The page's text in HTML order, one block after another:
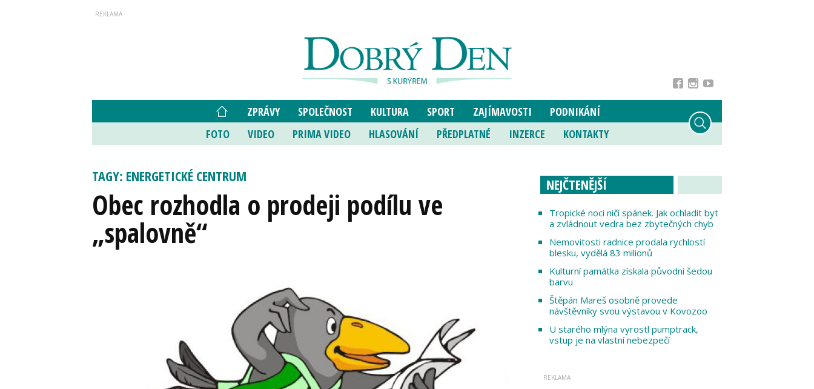
ZPRÁVY SPOLEČNOST KULTURA SPORT ZAJÍMAVOSTI
PODNIKÁNÍ
FOTO
VIDEO PRIMA VIDEO HLASOVÁNÍ PŘEDPLATNÉ INZERCE KONTAKTY
TAGY: ENERGETICKÉ CENTRUM
Obec rozhodla o prodeji podílu ve
„spalovně“
NEJČTENĚJŠÍ
Tropické noci ničí spánek. Jak ochladit byt
a zvládnout vedra bez zbytečných chyb
Nemovitosti radnice prodala rychlostí
blesku, vydělá 83 milionů
Kulturní památka získala původní šedou
barvu
Štěpán Mareš osobně provede
návštěvníky svou výstavou v Kovozoo
U starého mlýna vyrostl pumptrack,
vstup je na vlastní nebezpečí